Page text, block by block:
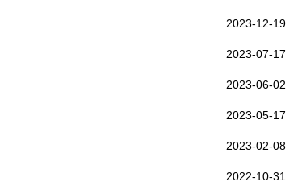
2023-12-19
2023-07-17
2023-06-02
2023-05-17
2023-02-08
2022-10-31